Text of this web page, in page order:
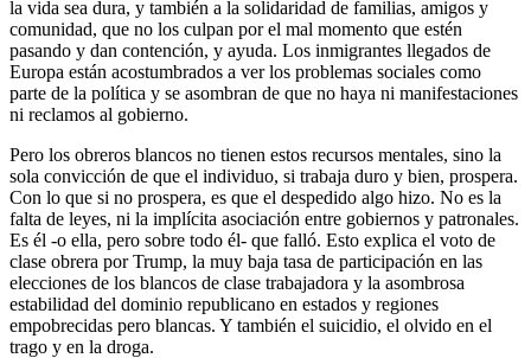
la vida sea dura, y también a la solidaridad de familias, amigos y
comunidad, que no los culpan por el mal momento que estén
pasando y dan contención, y ayuda. Los inmigrantes llegados de
Europa están acostumbrados a ver los problemas sociales como
parte de la política y se asombran de que no haya ni manifestaciones
ni reclamos al gobierno.
Pero los obreros blancos no tienen estos recursos mentales, sino la
sola convicción de que el individuo, si trabaja duro y bien, prospera.
Con lo que si no prospera, es que el despedido algo hizo. No es la
falta de leyes, ni la implícita asociación entre gobiernos y patronales.
Es él -o ella, pero sobre todo él- que falló. Esto explica el voto de
clase obrera por Trump, la muy baja tasa de participación en las
elecciones de los blancos de clase trabajadora y la asombrosa
estabilidad del dominio republicano en estados y regiones
empobrecidas pero blancas. Y también el suicidio, el olvido en el
trago y en la droga.